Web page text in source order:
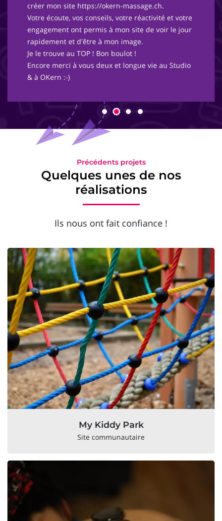
créer mon site https://okern-massage.ch.
Votre écoute, vos conseils, votre réactivité et votre
engagement ont permis à mon site de voir le jour
rapidement et d'être à mon image.
Je le trouve au TOP ! Bon boulot !
Encore merci à vous deux et longue vie au Studio
& à OKern :-)
Précédents projets
Quelques unes de nos
réalisations
Ils nous ont fait confiance !
My Kiddy Park
Site communautaire